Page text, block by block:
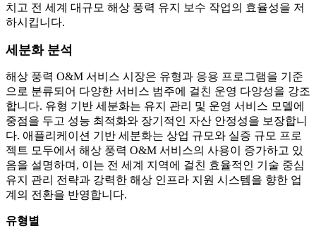
치고 전 세계 대규모 해상 풍력 유지 보수 작업의 효율성을 저
하시킵니다.
세분화 분석
해상 풍력 O&M 서비스 시장은 유형과 응용 프로그램을 기준
으로 분류되어 다양한 서비스 범주에 걸친 운영 다양성을 강조
합니다. 유형 기반 세분화는 유지 관리 및 운영 서비스 모델에
중점을 두고 성능 최적화와 장기적인 자산 안정성을 보장합니
다. 애플리케이션 기반 세분화는 상업 규모와 실증 규모 프로
젝트 모두에서 해상 풍력 O&M 서비스의 사용이 증가하고 있
음을 설명하며, 이는 전 세계 지역에 걸친 효율적인 기술 중심
유지 관리 전략과 강력한 해상 인프라 지원 시스템을 향한 업
계의 전환을 반영합니다.
유형별